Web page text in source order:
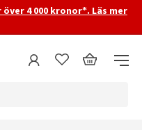
4 000 kronor*. Läs mer